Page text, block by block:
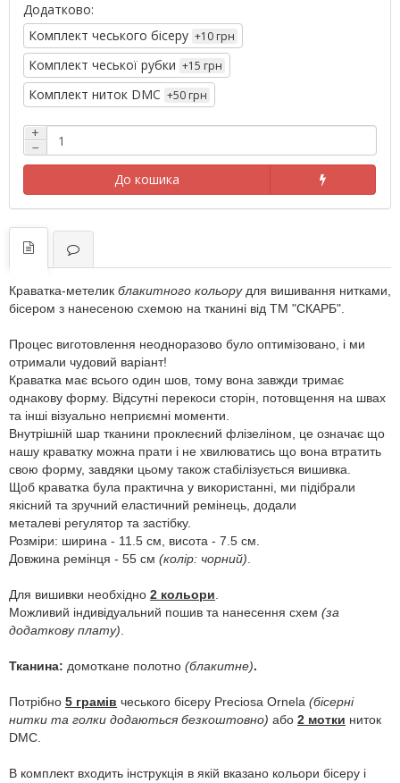
Додатково:
Комплект чеського бісеру +10 грн
Комплект чеської рубки +15 грн
Комплект ниток DMC +50 грн
+
−
До кошика
Краватка-метелик блакитного кольорудля вишивання нитками,
бісером з нанесеною схемою на тканині від ТМ "СКАРБ".
Процес виготовлення неодноразово було оптимізовано, і ми
отримали чудовий варіант!
Краватка має всього один шов, тому вона завжди тримає
однакову форму. Відсутні перекоси сторін, потовщення на швах
та інші візуально неприємні моменти.
Внутрішній шар тканини проклеєний флізеліном, це означає що
нашу краватку можна прати і не хвилюватись що вона втратить
свою форму, завдяки цьому також стабілізується вишивка.
Щоб краватка була практична у використанні, ми підібрали
якісний та зручний еластичний ремінець, додали
металеві регулятор та застібку.
Розміри: ширина - 11.5 см, висота - 7.5 см.
Довжина ремінця - 55 см (колір: чорний)
Для вишивки необхідно 2 кольори
Можливий індивідуальний пошив та нанесення схем (за
додаткову плату)
Тканина: домоткане полотно (блакитне).
Потрібно 5 грамів чеського бісеру Preciosa Ornela (бісерні
нитки та голки додаються безкоштовно) або 2 мотки ниток
DMC.
В комплект входить інструкція в якій вказано кольори бісеру і